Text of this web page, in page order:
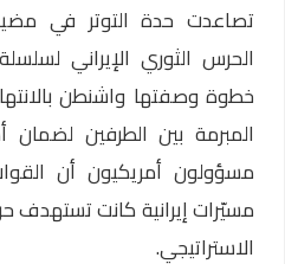
تصاعدت حدة التوتر في
الحرس الثوري الإيراني
خطوة وصفتها واشنطن
المبرمة بين الطرفين لضمان
مسؤولون أمريكيون أن
مسيّرات إيرانية كانت تستهدف
الاستراتيجي.